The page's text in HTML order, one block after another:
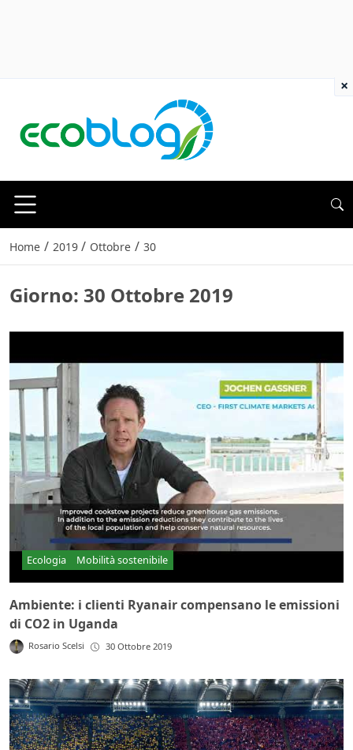
Home / 2019 / Ottobre / 30
Giorno: 30 Ottobre 2019
Ecologia Mobilità sostenibile
Ambiente: i clienti Ryanair compensano le emissioni
di CO2 in Uganda
Rosario Scelsi 30 Ottobre 2019
×